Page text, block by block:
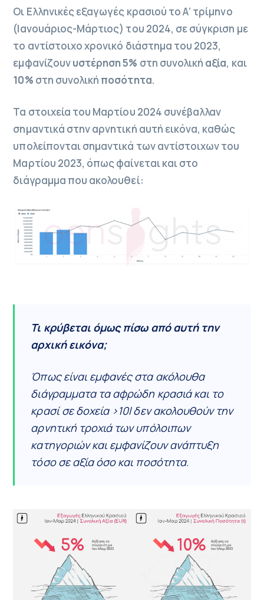
Οι Ελληνικές εξαγωγές κρασιού το Α’ τρίμηνο
(Ιανουάριος-Μάρτιος) του 2024, σε σύγκριση με
το αντίστοιχο χρονικό διάστημα του 2023,
εμφανίζουνυστέρηση 5% στη συνολική αξία, και
10% στη συνολική ποσότητα.
Τα στοιχεία του Μαρτίου 2024 συνέβαλλαν
σημαντικά στην αρνητική αυτή εικόνα, καθώς
υπολείπονται σημαντικά των αντίστοιχων του
Μαρτίου 2023, όπως φαίνεται και στο
διάγραμμα που ακολουθεί:
Τι κρύβεται όμως πίσω από αυτή την
αρχική εικόνα;
Όπως είναι εμφανές στα ακόλουθα
διάγραμματα τα αφρώδη κρασιά και το
κρασί σε δοχεία >10l δεν ακολουθούν την
αρνητική τροχιά των υπόλοιπων
κατηγοριών και εμφανίζουν ανάπτυξη
τόσο σε αξία όσο και ποσότητα.